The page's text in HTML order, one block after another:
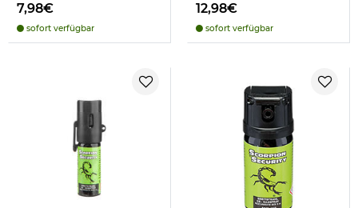
7,98€
sofort verfügbar
12,98€
sofort verfügbar